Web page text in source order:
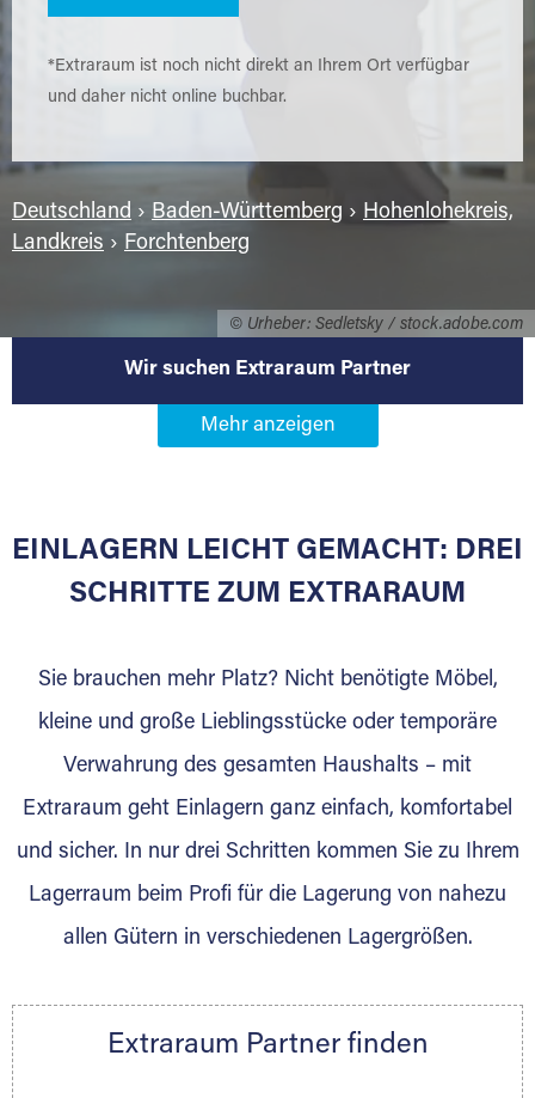
© Urheber: Sedletsky / stock.adobe.com
*Extraraum ist noch nicht direkt an Ihrem Ort verfügbar
und daher nicht online buchbar.
Deutschland › Baden-Württemberg › Hohenlohekreis,
Landkreis › Forchtenberg
Wir suchen Extraraum Partner
Werden Sie Extraraum Partner in
Sie bieten Kunden Lagerraum zur Miete, der
für die Einlagerung von Umzugsgut gebaut
Lagerkunden und Vermietungen.
Ihre Vorteile als Extraraum Partner:
Marktgerechte Preise
Digitale Buchungsplattform
Gewinnung von Neukunden
Nachricht.
Telefon:+49 6145 5442 - 404
EINLAGERN LEICHT GEMACHT: DREI
SCHRITTE ZUM EXTRARAUM
Sie brauchen mehr Platz? Nicht benötigte Möbel,
kleine und große Lieblingsstücke oder temporäre
Verwahrung des gesamten Haushalts – mit
Extraraum geht Einlagern ganz einfach, komfortabel
und sicher. In nur drei Schritten kommen Sie zu Ihrem
Lagerraum beim Profi für die Lagerung von nahezu
allen Gütern in verschiedenen Lagergrößen.
Extraraum Partner finden